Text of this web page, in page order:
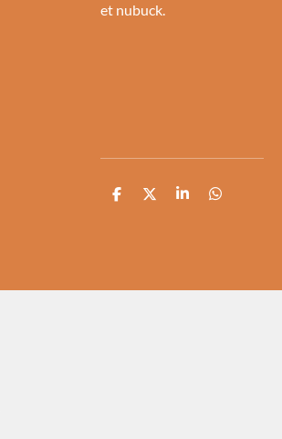
et nubuck.
P
e
P
e
P
e
P
e